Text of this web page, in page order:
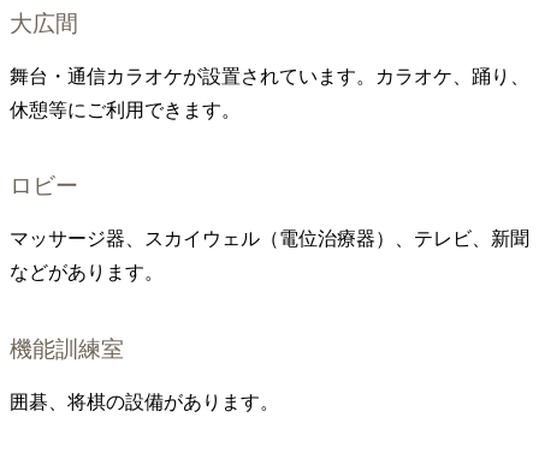
大広間
舞台・通信カラオケが設置されています。カラオケ、踊り、
休憩等にご利用できます。
ロビー
マッサージ器、スカイウェル（電位治療器）、テレビ、新聞
などがあります。
機能訓練室
囲碁、将棋の設備があります。